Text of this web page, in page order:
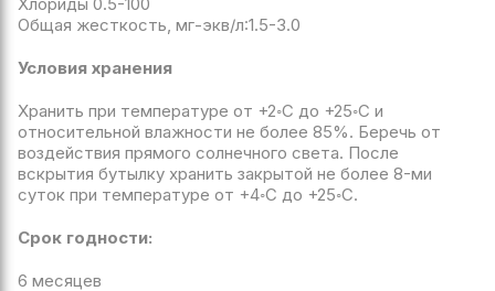
Общая жесткость, мг-экв/л:1.5-3.0
Условия хранения
Хранить при температуре от +2◦С до +25◦С и
относительной влажности не более 85%. Беречь от
воздействия прямого солнечного света. После
вскрытия бутылку хранить закрытой не более 8-ми
суток при температуре от +4◦С до +25◦С.
Срок годности:
6 месяцев